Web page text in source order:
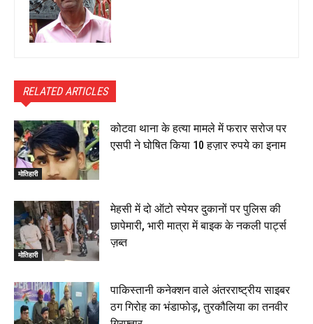
RELATED ARTICLES
मोतिहारी
कोटवा थाना के हत्या मामले में फरार सरोज पर
एसपी ने घोषित किया 10 हज़ार रुपये का इनाम
मोतिहारी
मेहसी में दो ऑटो स्पेयर दुकानों पर पुलिस की
छापेमारी, भारी मात्रा में बाइक के नकली पार्ट्स
ज़ब्त
पाकिस्तानी कनेक्शन वाले अंतरराष्ट्रीय साइबर
ठग गिरोह का भंडाफोड़, तुरकौलिया का तनवीर